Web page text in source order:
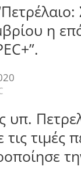
η
υπ.
τιμές